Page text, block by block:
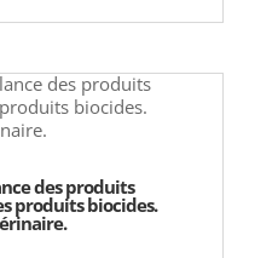
des produits
produits biocides.